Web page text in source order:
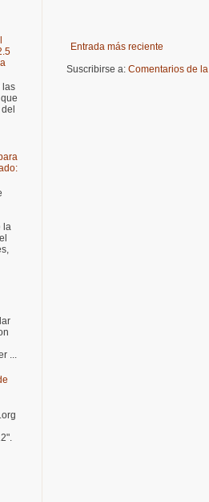
Entrada más reciente
Suscribirse a: Comentarios de
las
la
...